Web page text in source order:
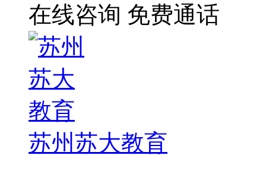
在线咨询 免费通话
苏州苏大教育